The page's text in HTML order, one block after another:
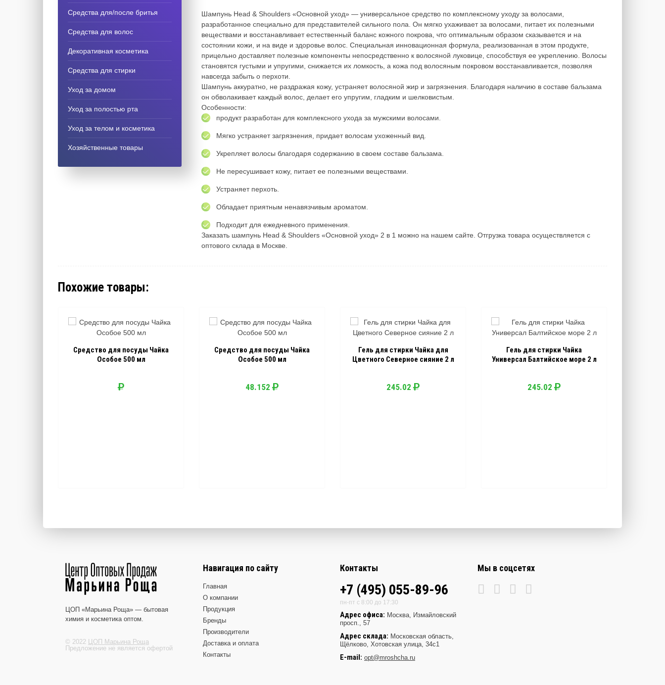
Средства для/после бритья
Средства для волос
Декоративная косметика
Средства для стирки
Уход за домом
Уход за полостью рта
Уход за телом и косметика
Хозяйственные товары
Шампунь Head & Shoulders «Основной уход» — универсальное средство по комплексному уходу за волосами,
разработанное специально для представителей сильного пола. Он мягко ухаживает за волосами, питает их полезными
веществами и восстанавливает естественный баланс кожного покрова, что оптимальным образом сказывается и на
состоянии кожи, и на виде и здоровье волос. Специальная инновационная формула, реализованная в этом продукте,
прицельно доставляет полезные компоненты непосредственно к волосяной луковице, способствуя ее укреплению. Волосы
становятся густыми и упругими, снижается их ломкость, а кожа под волосяным покровом восстанавливается, позволяя
навсегда забыть о перхоти.
Шампунь аккуратно, не раздражая кожу, устраняет волосяной жир и загрязнения. Благодаря наличию в составе бальзама
он обволакивает каждый волос, делает его упругим, гладким и шелковистым.
Особенности:
продукт разработан для комплексного ухода за мужскими волосами.
Мягко устраняет загрязнения, придает волосам ухоженный вид.
Укрепляет волосы благодаря содержанию в своем составе бальзама.
Не пересушивает кожу, питает ее полезными веществами.
Устраняет перхоть.
Обладает приятным ненавязчивым ароматом.
Подходит для ежедневного применения.
Заказать шампунь Head & Shoulders «Основной уход» 2 в 1 можно на нашем сайте. Отгрузка товара осуществляется с
оптового склада в Москве.
Похожие товары:
Средство для посуды Чайка
Особое 500 мл
Средство для посуды Чайка
Особое 500 мл
48.152
Гель для стирки Чайка для
Цветного Северное сияние 2 л
245.02
Гель для стирки Чайка
Универсал Балтийское море 2 л
245.02
ЦОП «Марьина Роща» — бытовая
химия и косметика оптом.
© 2022 ЦОП Марьина Роща
Предложение не является офертой
Навигация по сайту
Главная
О компании
Продукция
Бренды
Производители
Доставка и оплата
Контакты
Контакты
+7 (495) 055-89-96
пн-пт с 8:00 до 17:30
Адрес офиса: Москва, Измайловский
просп., 57
Адрес склада: Московская область,
Щёлково, Хотовская улица, 34с1
E-mail: opt@mroshcha.ru
Мы в соцсетях